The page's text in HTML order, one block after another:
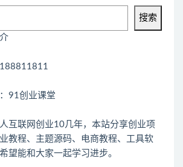
搜索
91创业课堂
互联网创业10几年，本站分享创业项
教程、主题源码、电商教程、工具软
望能和大家一起学习进步。